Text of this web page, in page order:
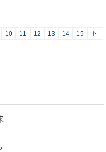
10 11 12 13 14 15
下一